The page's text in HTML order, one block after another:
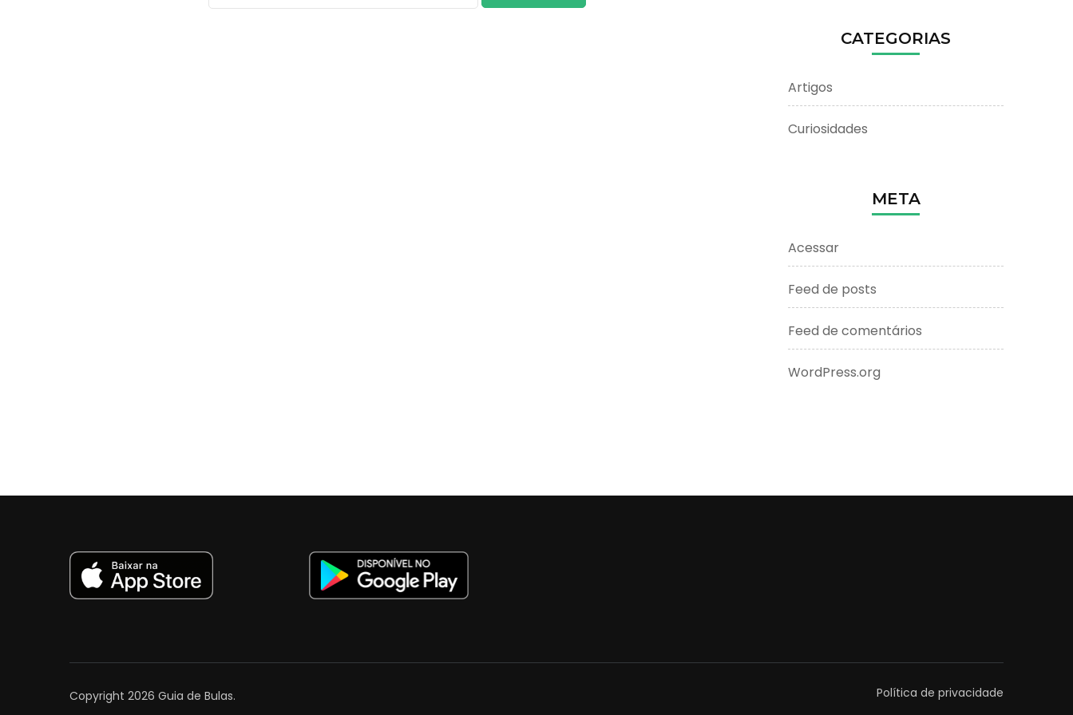
por:
CATEGORIAS
Artigos
Curiosidades
META
Acessar
Feed de posts
Feed de comentários
WordPress.org
Copyright 2026 Guia de Bulas. Política de privacidade